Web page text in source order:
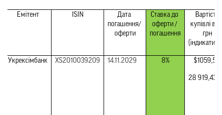
Емітент ISIN
Дата
погашення/
оферти
Ставка до
оферти /
погашення
Вартість
купівлі в $
грн
Укрексімбанк XS2010039209 14.11.2029 8% $1059,58/
28 919,43